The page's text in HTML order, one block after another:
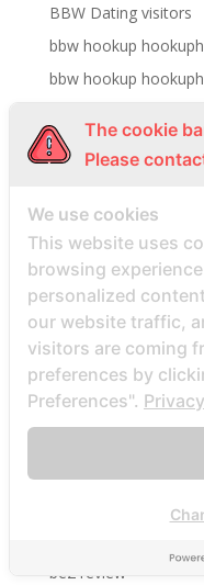
BBW Dating visitors
bbw hookup
bbw hookup
bbw-dating-de visitors
bbwcupid it review
BBWCupid visitors
bbwcupid-inceleme
BBWDateFinder
Bbwdatefinder siti
BBWDateFinder
BBWDesire visitors
bdsm-com-inceleme
be2 review
The cookie
Please
We use cookies
This website uses
browsing
personalized
our website traffic,
visitors are coming
preferences by
Preferences".